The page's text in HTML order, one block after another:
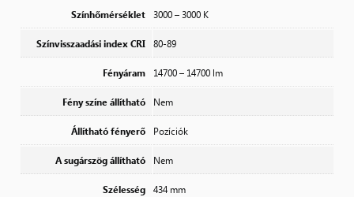
Színhőmérséklet 3000 – 3000 K
Színvisszaadási index CRI 80-89
Fényáram 14700 – 14700 lm
Fény színe állítható Nem
Állítható fényerő Pozíciók
A sugárszög állítható Nem
Szélesség 434 mm